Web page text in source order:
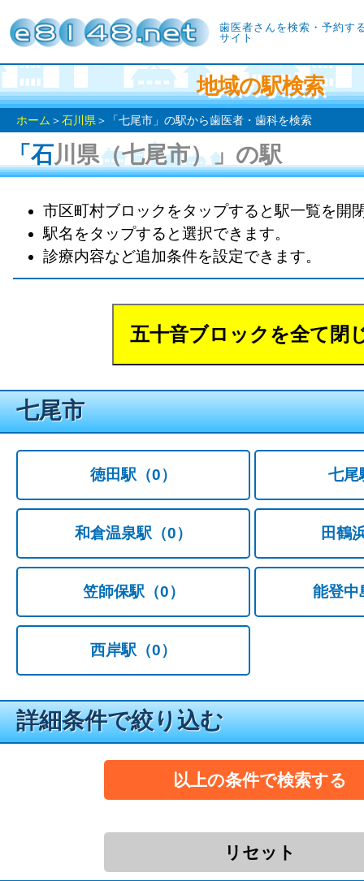
歯医者さんを検索・予約す
サイト
地域の駅検索
ホーム ＞石川県 ＞「七尾市」の駅から歯医者・歯科を検索
「石川県（七尾市）」の駅
市区町村ブロックをタップすると駅一覧を開
駅名をタップすると選択できます。
診療内容など追加条件を設定できます。
七尾市
徳田駅 （0） 七尾
和倉温泉駅 （0） 田鶴
笠師保駅 （0） 能登中
西岸駅 （0）
詳細条件で絞り込む